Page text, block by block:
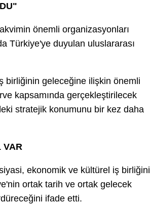
önemli organizasyonları
Türkiye'ye duyulan uluslararası
birliğinin geleceğine ilişkin önemli
kapsamında gerçekleştirilecek
stratejik konumunu bir kez daha
VAR
ekonomik ve kültürel iş birliğini
ortak tarih ve ortak gelecek
ifade etti.